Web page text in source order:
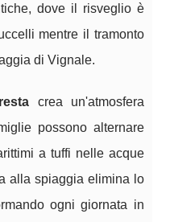
dove il risveglio è
mentre il tramonto
di Vignale.
crea un'atmosfera
possono alternare
a tuffi nelle acque
alla spiaggia elimina lo
ogni giornata in